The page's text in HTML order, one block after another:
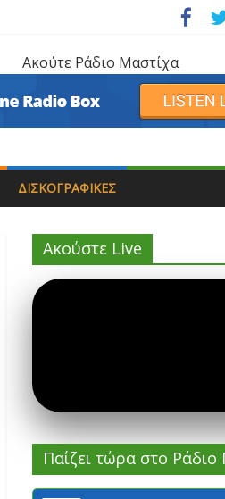
Ακούτε Ράδιο Μαστίχα
ΔΙΣΚΟΓΡΑΦΙΚΈΣ
Ακούστε Live
Παίζει τώρα στο